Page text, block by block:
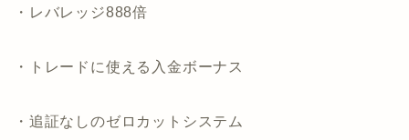
・レバレッジ888倍
・トレードに使える入金ボーナス
・追証なしのゼロカットシステム